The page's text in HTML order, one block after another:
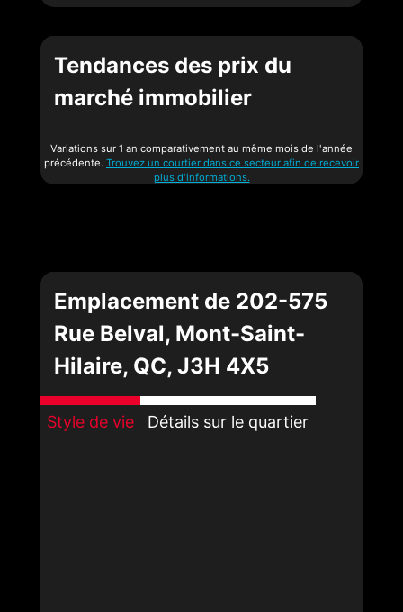
Tendances des prix du
marché immobilier
Variations sur 1 an comparativement au même mois de l'année
précédente. Trouvez un courtier dans ce secteur afin de recevoir
plus d'informations.
Emplacement de 202-575
Rue Belval, Mont-Saint-
Hilaire, QC, J3H 4X5
Style de vie Détails sur le quartier